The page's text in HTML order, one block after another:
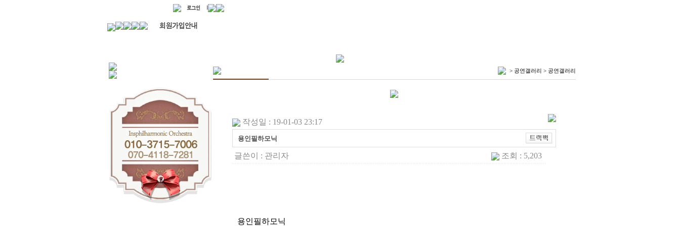
> 공연갤러리 > 공연갤러리
작성일 : 19-01-03 23:17
용인필하모닉
글쓴이 : 관리자 조회 : 5,203
용인필하모닉